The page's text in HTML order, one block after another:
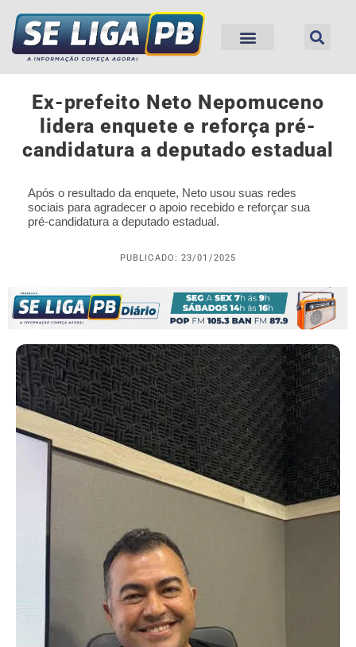
Ex-prefeito Neto Nepomuceno
lidera enquete e reforça pré-
candidatura a deputado estadual
Após o resultado da enquete, Neto usou suas redes
sociais para agradecer o apoio recebido e reforçar sua
pré-candidatura a deputado estadual.
PUBLICADO: 23/01/2025